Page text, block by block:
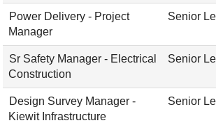
Power Delivery - Project
Manager
Senior
Sr Safety Manager - Electrical
Construction
Senior
Design Survey Manager -
Kiewit Infrastructure
Senior